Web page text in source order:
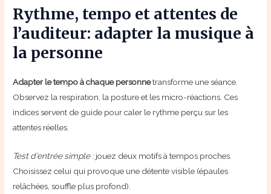
Rythme, tempo et attentes de
l’auditeur: adapter la musique à
la personne
Adapter le tempo à chaque personnetransforme une séance.
Observez la respiration, la posture et les micro-réactions. Ces
indices servent de guide pour caler le rythme perçu sur les
attentes réelles.
Test d’entrée simple :jouez deux motifs à tempos proches.
Choisissez celui qui provoque une détente visible (épaules
relâchées, souffle plus profond).